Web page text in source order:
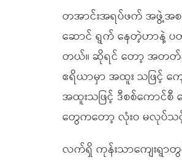
တအာင်းအရပ်ဖက် အဖွဲ့အ
ဆောင် ရွက် နေတဲ့ဟာနဲ့ ပ
တယ်။ ဆိုရင် တော့ အတတ်နို
ဧရိယာမှာ အထူး သဖြင့် ကျ
အထူးသဖြင့် ဒီစစ်ကောင်
တွေကတော့ လုံးဝ မလုပ်သင့်
လက်ရှိ ကုန်းသာကျေးရွာ